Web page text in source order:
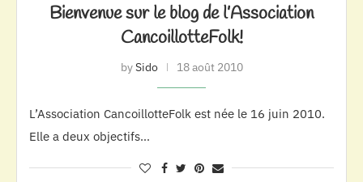
Bienvenue sur le blog de l’Association
CancoillotteFolk!
bySido 18 août 2010
L’Association CancoillotteFolk est née le 16 juin 2010.
Elle a deux objectifs…